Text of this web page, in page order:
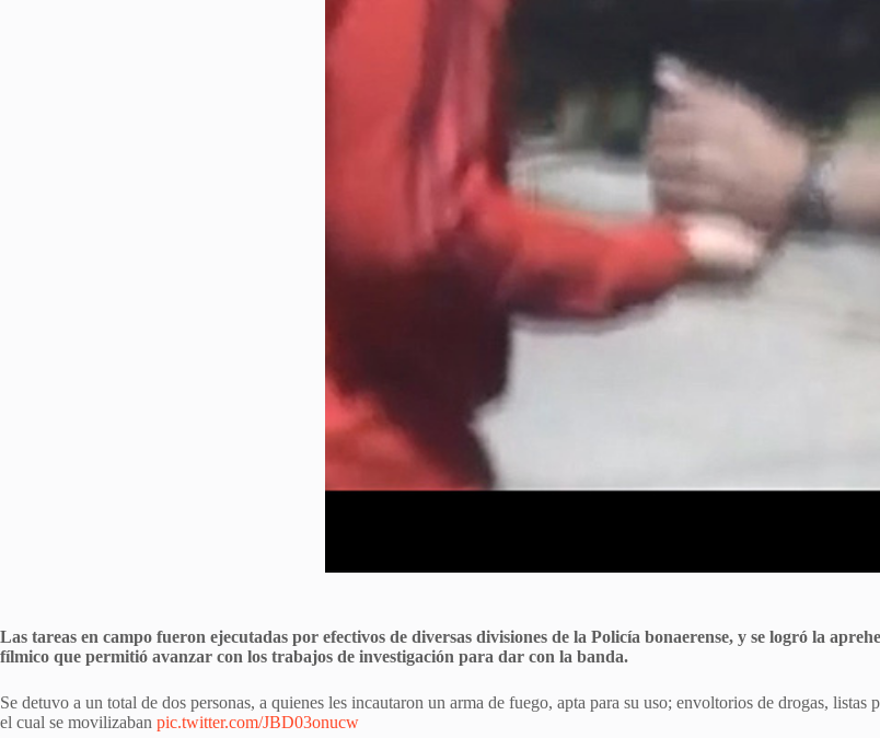
Las tareas en campo fueron ejecutadas por efectivos de diversas divisiones de la Policía bonaerense, y se logró la
fílmico que permitió avanzar con los trabajos de investigación para dar con la banda.
Se detuvo a un total de dos personas, a quienes les incautaron un arma de fuego, apta para su uso; envoltorios de drogas,
el cual se movilizaban pic.twitter.com/JBD03onucw